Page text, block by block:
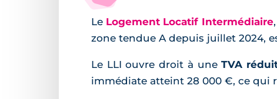
Le Logement Locatif Intermédiaire
zone tendue A depuis juillet 2024,
Le LLI ouvre droit à uneTVA
immédiate atteint 28 000 €, ce qui